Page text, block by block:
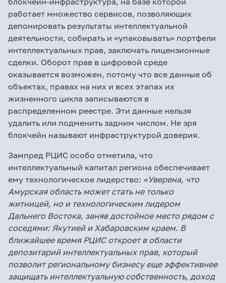
работает множество сервисов, позволяющих
депонировать результаты интеллектуальной
деятельности, собирать и «упаковывать» портфели
интеллектуальных прав, заключать лицензионные
сделки. Оборот прав в цифровой среде
оказывается возможен, потому что все данные об
объектах, правах на них и всех этапах их
жизненного цикла записываются в
распределенном реестре. Эти данные нельзя
удалить или подменить задним числом. Не зря
блокчейн называют инфраструктурой доверия.
Зампред РЦИС особо отметила, что
интеллектуальный капитал региона обеспечивает
ему технологическое лидерство: «Уверена, что
Амурская область может стать не только
житницей, но и технологическим лидером
Дальнего Востока, заняв достойное место рядом с
соседями: Якутией и Хабаровским краем. В
ближайшее время РЦИС откроет в области
депозитарий интеллектуальных прав, который
позволит региональному бизнесу еще эффективнее
защищать интеллектуальную собственность, доход